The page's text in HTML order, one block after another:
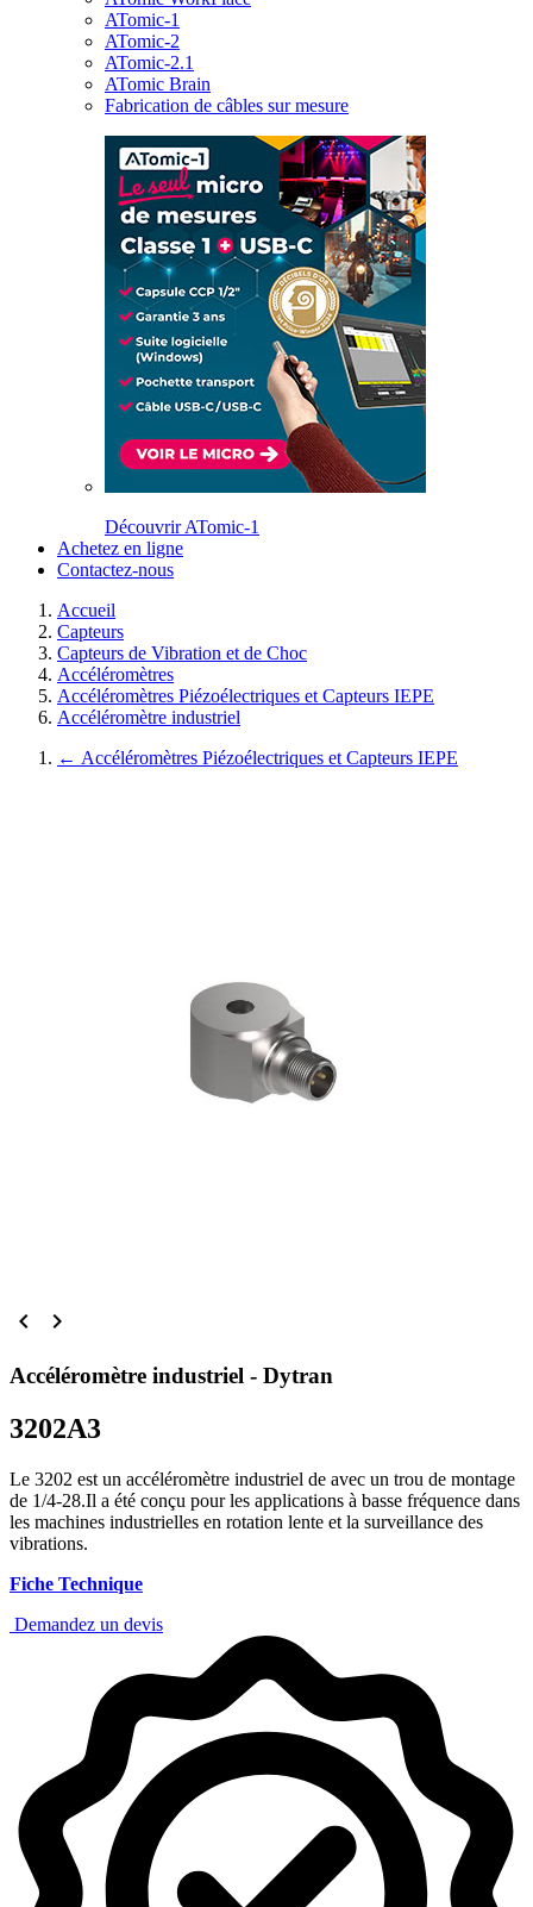
ATomic-1
ATomic-2
ATomic-2.1
ATomic Brain
Fabrication de câbles sur mesure
Découvrir ATomic-1
Achetez en ligne
Contactez-nous
Accueil
Capteurs
Capteurs de Vibration et de Choc
Accéléromètres
Accéléromètres Piézoélectriques et Capteurs IEPE
Accéléromètre industriel
← Accéléromètres Piézoélectriques et Capteurs IEPE
 
Accéléromètre industriel - Dytran
3202A3
Le 3202 est un accéléromètre industriel de avec un trou de montage
de 1/4-28.Il a été conçu pour les applications à basse fréquence dans
les machines industrielles en rotation lente et la surveillance des
vibrations.
Fiche Technique
Demandez un devis